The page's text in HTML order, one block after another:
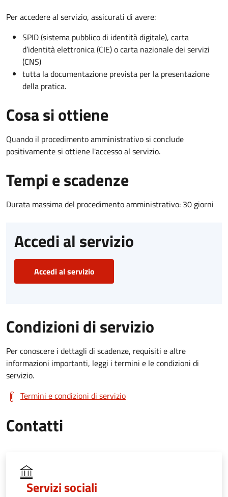
Per accedere al servizio, assicurati di avere:
SPID (sistema pubblico di identità digitale), carta
d’identità elettronica (CIE) o carta nazionale dei servizi
(CNS)
tutta la documentazione prevista per la presentazione
della pratica.
Cosa si ottiene
Quando il procedimento amministrativo si conclude
positivamente si ottiene l'accesso al servizio.
Tempi e scadenze
Durata massima del procedimento amministrativo: 30 giorni
Accedi al servizio
Accedi al servizio
Condizioni di servizio
Per conoscere i dettagli di scadenze, requisiti e altre
informazioni importanti, leggi i termini e le condizioni di
servizio.
Termini e condizioni di servizio
Contatti
Servizi sociali